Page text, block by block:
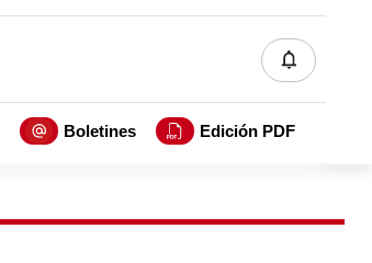
Boletines Edición PDF